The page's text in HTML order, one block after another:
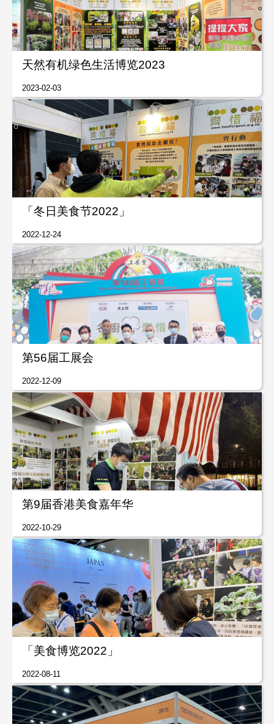
天然有机绿色生活博览2023
2023-02-03
「冬日美食节2022」
2022-12-24
第56届工展会
2022-12-09
第9届香港美食嘉年华
2022-10-29
「美食博览2022」
2022-08-11